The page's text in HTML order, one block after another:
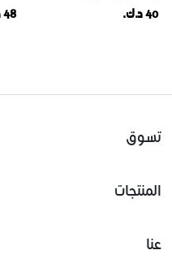
40 د.ك. 48 د.ك.
تسوق
المنتجات
عنا